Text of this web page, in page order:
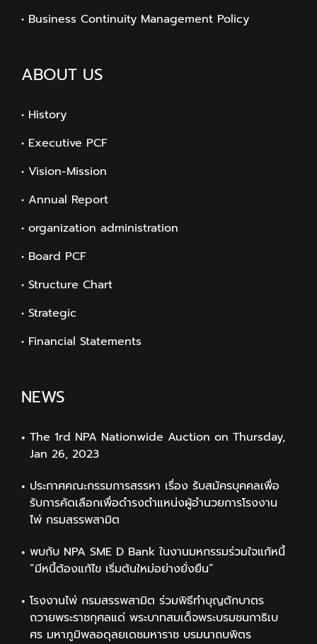
• Business Continuity Management Policy
ABOUT US
• History
• Executive PCF
• Vision-Mission
• Annual Report
• organization administration
• Board PCF
• Structure Chart
• Strategic
• Financial Statements
NEWS
The 1rd NPA Nationwide Auction on Thursday,
Jan 26, 2023
ประกาศคณะกรรมการสรรหา เรื่อง รับสมัครบุคคลเพื่อ
รับการคัดเลือกเพื่อดำรงตำแหน่งผู้อำนวยการโรงงาน
ไพ่ กรมสรรพสามิต
พบกับ NPA SME D Bank ในงานมหกรรมร่วมใจแก้หนี้
“มีหนี้ต้องแก้ไข เริ่มต้นใหม่อย่างยั่งยืน”
โรงงานไพ่ กรมสรรพสามิต ร่วมพิธีทำบุญตักบาตร
ถวายพระราชกุศลแด่ พระบาทสมเด็จพระบรมชนกาธิเบ
ศร มหาภูมิพลอดุลยเดชมหาราช บรมนาถบพิตร